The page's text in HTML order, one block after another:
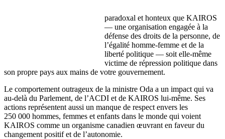
paradoxal et honteux que KAIROS
— une organisation engagée à la
défense des droits de la personne, de
l’égalité homme-femme et de la
liberté politique — soit elle-même
victime de répression politique dans
son propre pays aux mains de votre gouvernement.
Le comportement outrageux de la ministre Oda a un impact qui va
au-delà du Parlement, de l’ACDI et de KAIROS lui-même. Ses
actions représentent aussi un manque de respect envers les
250 000 hommes, femmes et enfants dans le monde qui voient
KAIROS comme un organisme canadien œuvrant en faveur du
changement positif et de l’autonomie.